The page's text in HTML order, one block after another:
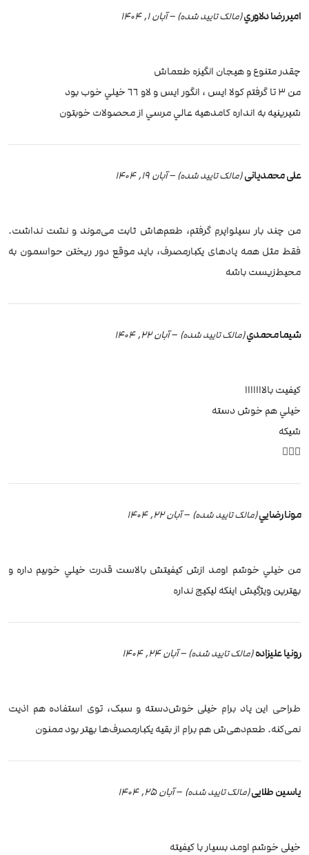
امير رضا دلاوري(مالک تایید شده) –آبان 1, 1404
چقدر متنوع و هيجان انگيزه طعماش
من ٣ تا گرفتم كولا ايس ، انگور ايس و لاو ٦٦ خيلي خوب بود
شيرينيه به انداره كامدهيه عالي مرسي از محصولات خوبتون
علی محمدیانی(مالک تایید شده) –آبان 19, 1404
من چند بار سیلواپرم گرفتم، طعم‌هاش ثابت می‌موند و نشت نداشت.
فقط مثل همه پادهای یکبارمصرف، باید موقع دور ریختن حواسمون به
محیط‌زیست باشه
شيما محمدي(مالک تایید شده) –آبان 22, 1404
كيفيت بالااااااا
خيلي هم خوش دسته
شيكه
✋🏼😍
مونا رضايي(مالک تایید شده) –آبان 22, 1404
من خيلي خوشم اومد ازش كيفيتش بالاست قدرت خيلي خوبيم داره و
بهترين ويژگيش اينكه ليكيج نداره
رونیا علیزاده(مالک تایید شده) –آبان 24, 1404
طراحی این پاد برام خیلی خوش‌دسته و سبک، توی استفاده هم اذیت
نمی‌کنه. طعم‌دهی‌ش هم برام از بقیه یکبارمصرف‌ها بهتر بود ممنون
یاسین طلایی(مالک تایید شده) –آبان 25, 1404
خیلی خوشم اومد بسیار با کیفیته